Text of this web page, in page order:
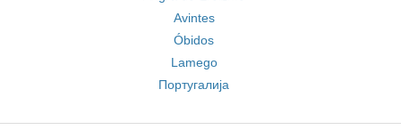
Avintes
Óbidos
Lamego
Португалија